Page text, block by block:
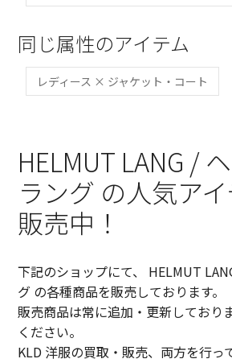
同じ属性のアイテム
レディース × ジャケット・コート
HELMUT LANG /
ラング の人気ア
販売中！
下記のショップにて、 HELMUT
グ の各種商品を販売しております。
販売商品は常に追加・更新しており
ください。
KLD 洋服の買取・販売、両方を行っ